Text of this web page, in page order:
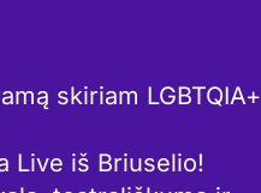
skiriam LGBTQIA+
Live iš Briuselio!